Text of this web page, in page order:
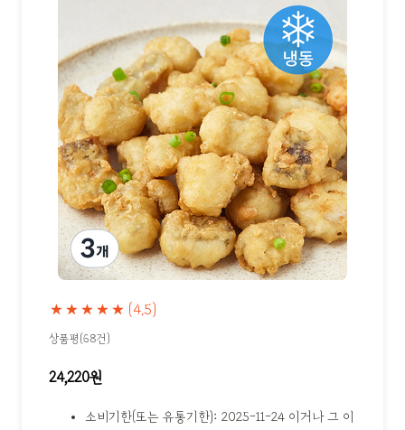
★★★★★ (4.5)
상품평(68건)
24,220원
소비기한(또는 유통기한): 2025-11-24 이거나 그 이